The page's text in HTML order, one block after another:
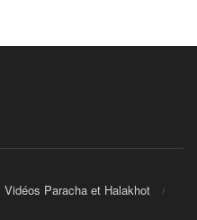
Vidéos Paracha et Halakhot